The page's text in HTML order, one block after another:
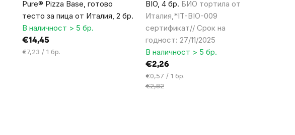
Pure® Pizza Base, готово
тесто за пица от Италия, 2 бр.
В наличност > 5 бр.
€14,45
Цена
€7,23 / 1 бр.
BIO, 4 бр. БИО тортила от
Италия,*IT-BIO-009
сертификат// Срок на
годност: 27/11/2025
В наличност > 5 бр.
€2,26
Цена
за
€0,57 / 1 бр.
€2,82